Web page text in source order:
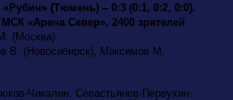
(Тюмень) – 0:3 (0:1, 0:2, 0:0).
«Арена Север», 2400 зрителей
(Москва)
В. (Новосибирск), Максимов М.
Чикалин, Севастьянов-Первухин-